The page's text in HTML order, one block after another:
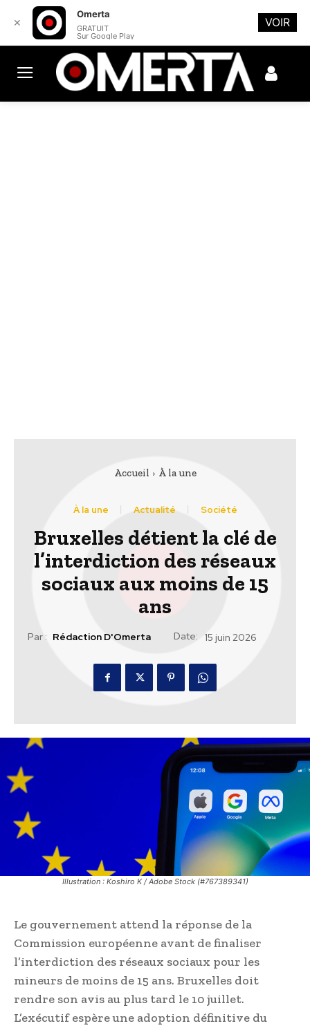
Accueil À la une
À la une Actualité Société
Bruxelles détient la clé de
l’interdiction des réseaux
sociaux aux moins de 15
ans
Par : Rédaction D'Omerta Date: 15 juin 2026
Illustration : Koshiro K / Adobe Stock (#767389341)
Le gouvernement attend la réponse de la
Commission européenne avant de finaliser
l’interdiction des réseaux sociaux pour les
mineurs de moins de 15 ans. Bruxelles doit
rendre son avis au plus tard le 10 juillet.
L’exécutif espère une adoption définitive du
✕
Omerta
GRATUIT
Sur Google Play
VOIR